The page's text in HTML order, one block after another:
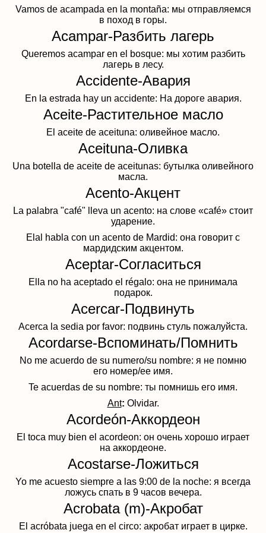
Vamos de acampada en la montaña: мы отправляемся
в поход в горы.
Acampar-Разбить лагерь
Queremos acampar en el bosque: мы хотим разбить
лагерь в лесу.
Accidente-Авария
En la estrada hay un accidente: На дороге авария.
Aceite-Растительное масло
El aceite de aceituna: оливейное масло.
Aceituna-Оливка
Una botella de aceite de aceitunas: бутылка оливейного
масла.
Acento-Акцент
La palabra "café" lleva un acento: на слове «café» стоит
ударение.
Elal habla con un acento de Mardid: она говорит с
мардидским акцентом.
Aceptar-Согласиться
Ella no ha aceptado el régalo: она не принимала
подарок.
Acercar-Подвинуть
Acerca la sedia por favor: подвинь стуль пожалуйста.
Acordarse-Вспоминать/Помнить
No me acuerdo de su numero/su nombre: я не помню
его номер/ее имя.
Te acuerdas de su nombre: ты помнишь его имя.
Ant: Olvidar.
Acordeón-Аккордеон
El toca muy bien el acordeon: он очень хорошо играет
на аккордеоне.
Acostarse-Ложиться
Yo me acuesto siempre a las 9:00 de la noche: я всегда
ложусь спать в 9 часов вечера.
Acrobata (m)-Акробат
El acróbata juega en el circo: акробат играет в цирке.